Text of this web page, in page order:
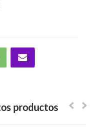
productos